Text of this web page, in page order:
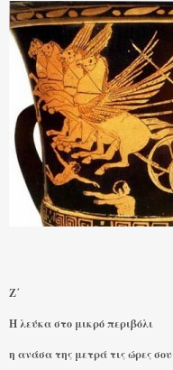
Ζ΄
Η λεύκα στο μικρό περιβόλι
η ανάσα της μετρά τις ώρες σου